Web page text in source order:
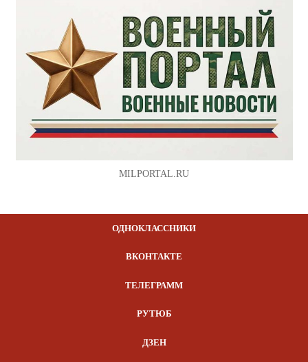
MILPORTAL.RU
ОДНОКЛАССНИКИ
ВКОНТАКТЕ
ТЕЛЕГРАММ
РУТЮБ
ДЗЕН